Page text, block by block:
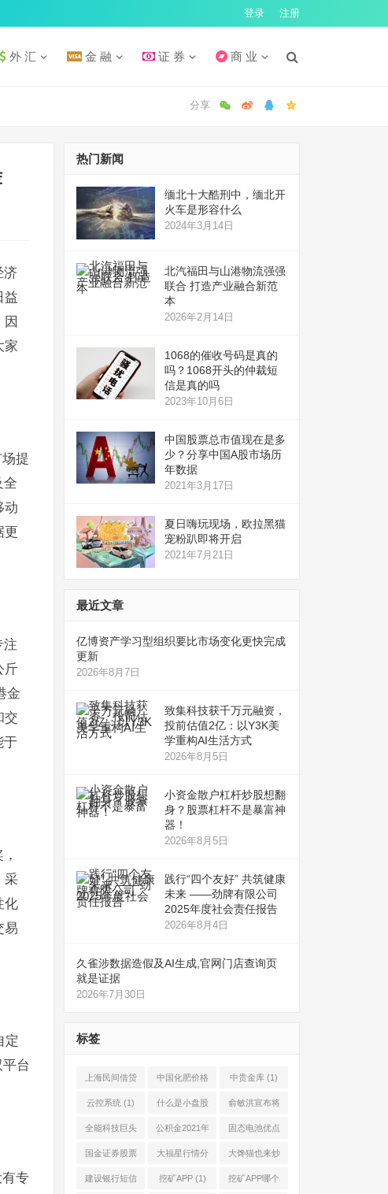
登录 注册
外 汇 金 融 证 券 商 业
济
益
因
家
提
全
动
更
注
斤
金
交
于
采
化
易
定
台
专
热门新闻
缅北十大酷刑中，缅北开
火车是形容什么
2024年3月14日
北汽福田与山港物流强强
联合 打造产业融合新范
本
2026年2月14日
1068的催收号码是真的
吗？1068开头的仲裁短
信是真的吗
2023年10月6日
中国股票总市值现在是多
少？分享中国A股市场历
年数据
2021年3月17日
夏日嗨玩现场，欧拉黑猫
宠粉趴即将开启
2021年7月21日
最近文章
亿博资产学习型组织要比市场变化更快完成
更新
2026年8月7日
致集科技获千万元融资，
投前估值2亿：以Y3K美
学重构AI生活方式
2026年8月5日
小资金散户杠杆炒股想翻
身？股票杠杆不是暴富神
器！
2026年8月5日
践行“四个友好” 共筑健康
未来 ——劲牌有限公司
2025年度社会责任报告
2026年8月4日
久雀涉数据造假及AI生成,官网门店查询页
就是证据
2026年7月30日
标签
上海民间借贷
公司(1)
中国化肥价格
网(1)
中贵金库 (1)
云控系统 (1) 什么是小盘股
(2)
俞敏洪宣布将
退休(1)
全能科技巨头
(1)
公积金2021年
起不允许提取
固态电池优点
(1)
国金证券股票
(2)
大福星行情分
析系统(1)
大馋猫也来炒
股票(1)
建设银行短信 挖矿APP(1) 挖矿APP哪个